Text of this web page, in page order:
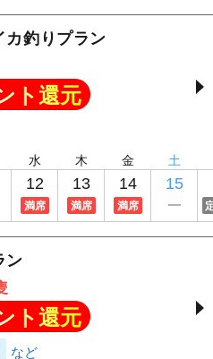
釣りプラン
ト還元
水
12
満席
木
13
満席
金
14
満席
土
15
ン
ト還元